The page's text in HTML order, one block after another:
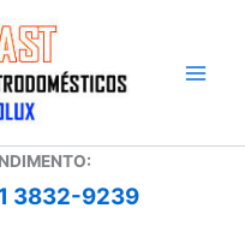
3832-9239